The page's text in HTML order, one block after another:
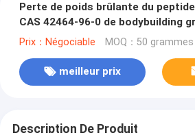
Perte de poids brûlante du
CAS 42464-96-0 de bodybuilding
Prix：Négociable MOQ：50 grammes
meilleur prix
Description De Produit